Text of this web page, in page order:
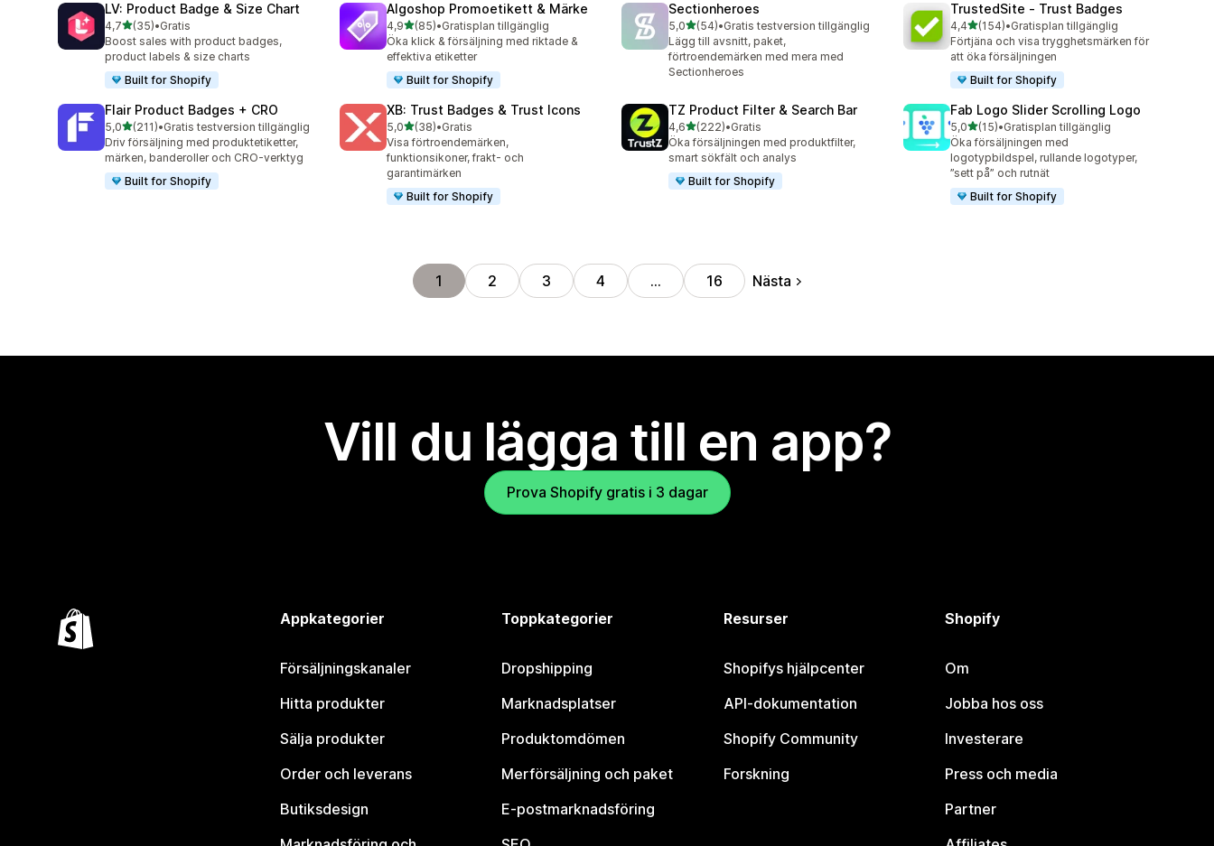
LV: Product Badge & Size Chart
4,7av 5 stjärnor
(35)
35 recensioner totalt
•Gratis
Boost sales with product badges,
product labels & size charts
Built for Shopify
Algoshop Promoetikett & Märke
4,9av 5 stjärnor
(85)
85 recensioner totalt
•Gratisplan tillgänglig
Öka klick & försäljning med riktade &
effektiva etiketter
Built for Shopify
Sectionheroes
5,0av 5 stjärnor
(54)
54 recensioner totalt
•Gratis testversion tillgänglig
Lägg till avsnitt, paket,
förtroendemärken med mera med
Sectionheroes
TrustedSite ‑ Trust Badges
4,4av 5 stjärnor
(154)
154 recensioner totalt
•Gratisplan tillgänglig
Förtjäna och visa trygghetsmärken för
att öka försäljningen
Built for Shopify
Flair Product Badges + CRO
5,0av 5 stjärnor
(211)
211 recensioner totalt
•Gratis testversion tillgänglig
Driv försäljning med produktetiketter,
märken, banderoller och CRO-verktyg
Built for Shopify
XB: Trust Badges & Trust Icons
5,0av 5 stjärnor
(38)
38 recensioner totalt
•Gratis
Visa förtroendemärken,
funktionsikoner, frakt- och
garantimärken
Built for Shopify
TZ Product Filter & Search Bar
4,6av 5 stjärnor
(222)
222 recensioner totalt
•Gratis
Öka försäljningen med produktfilter,
smart sökfält och analys
Built for Shopify
Fab Logo Slider Scrolling Logo
5,0av 5 stjärnor
(15)
15 recensioner totalt
•Gratisplan tillgänglig
Öka försäljningen med
logotypbildspel, rullande logotyper,
”sett på” och rutnät
Built for Shopify
1 2 3 4 … 16 Nästa
Vill du lägga till en app?
Prova Shopify gratis i 3 dagar
Appkategorier
Försäljningskanaler
Hitta produkter
Sälja produkter
Order och leverans
Butiksdesign
Toppkategorier
Dropshipping
Marknadsplatser
Produktomdömen
Merförsäljning och paket
E-postmarknadsföring
Resurser
Shopifys hjälpcenter
API-dokumentation
Shopify Community
Forskning
Shopify
Om
Jobba hos oss
Investerare
Press och media
Partner